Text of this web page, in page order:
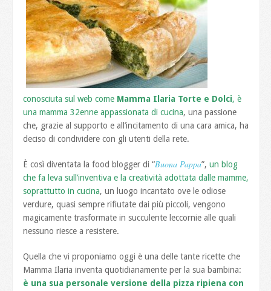
conosciuta sul web come Mamma Ilaria Torte e Dolci, è
una mamma 32enne appassionata di cucina, una passione
che, grazie al supporto e all’incitamento di una cara amica, ha
deciso di condividere con gli utenti della rete.
È così diventata la food blogger di “Buona Pappa”,un blog
che fa leva sull’inventiva e la creatività adottata dalle mamme,
soprattutto in cucina, un luogo incantato ove le odiose
verdure, quasi sempre rifiutate dai più piccoli, vengono
magicamente trasformate in succulente leccornie alle quali
nessuno riesce a resistere.
Quella che vi proponiamo oggi è una delle tante ricette che
Mamma Ilaria inventa quotidianamente per la sua bambina:
è una sua personale versione della pizza ripiena con